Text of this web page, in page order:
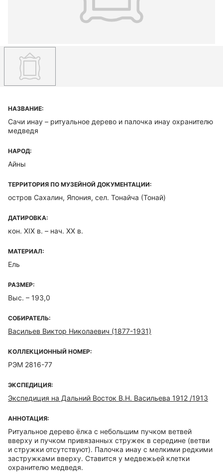
НАЗВАНИЕ:
Сачи инау – ритуальное дерево и палочка инау охранителю
медведя
НАРОД:
Айны
ТЕРРИТОРИЯ ПО МУЗЕЙНОЙ ДОКУМЕНТАЦИИ:
остров Сахалин, Япония, сел. Тонайча (Тонай)
ДАТИРОВКА:
кон. XIX в. – нач. XX в.
МАТЕРИАЛ:
Ель
РАЗМЕР:
Выс. – 193,0
СОБИРАТЕЛЬ:
Васильев Виктор Николаевич (1877-1931)
КОЛЛЕКЦИОННЫЙ НОМЕР:
РЭМ 2816-77
ЭКСПЕДИЦИЯ:
Экспедиция на Дальний Восток В.Н. Васильева 1912 /1913
АННОТАЦИЯ:
Ритуальное дерево ёлка с небольшим пучком ветвей
вверху и пучком привязанных стружек в середине (ветви
и стружки отсутствуют). Палочка инау с мелкими редкими
застружками вверху. Ставится у медвежьей клетки
охранителю медведя.